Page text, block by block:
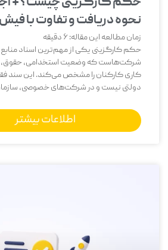
نحوه دریافت و تفاوت با
زمان مطالعه این مقاله:6 دقیقه
حکم کارگزینی یکی از مهم‌ترین اسناد منابع
شرکت‌هاست که وضعیت استخدامی، حقوق،
کاری کارکنان را مشخص می‌کند. این سند
دولتی نیست و در شرکت‌های خصوصی،
اطلاعات بیشتر